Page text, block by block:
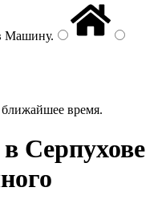
Машину.
время.
в Серпухове